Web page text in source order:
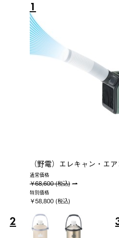
1
（野電）エレキャン・エ
通常価格
￥68,600 (税込)
特別価格
￥58,800 (税込)
2